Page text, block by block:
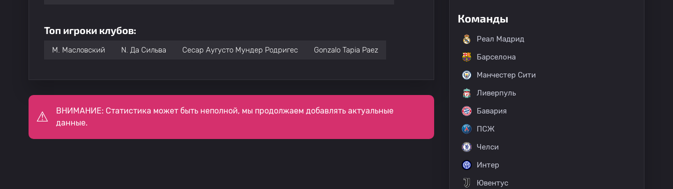
Топ игроки клубов:
М. Масловский N. Да Сильва Сесар Аугусто Мундер Родригес Gonzalo Tapia Paez
ВНИМАНИЕ: Статистика может быть неполной, мы продолжаем добавлять актуальные
данные.
Команды
Реал Мадрид
Барселона
Манчестер Сити
Ливерпуль
Бавария
ПСЖ
Челси
Интер
Ювентус